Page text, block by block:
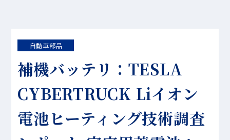
自動車部品
補機バッテリ：TESLA
CYBERTRUCK Liイオン
電池ヒーティング技術調査